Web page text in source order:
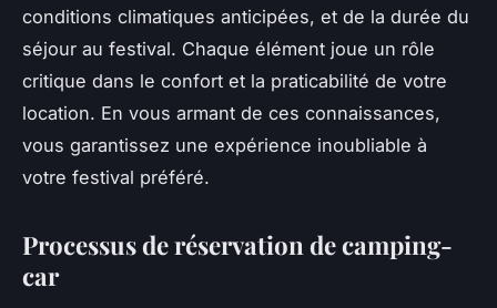
conditions climatiques anticipées, et de la durée du
séjour au festival. Chaque élément joue un rôle
critique dans le confort et la praticabilité de votre
location. En vous armant de ces connaissances,
vous garantissez une expérience inoubliable à
votre festival préféré.
Processus de réservation de camping-
car